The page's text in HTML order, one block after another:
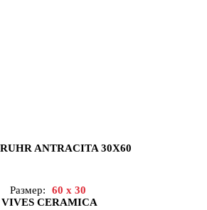
ANTRACITA 30X60
Размер:
60 x 30
VIVES CERAMICA